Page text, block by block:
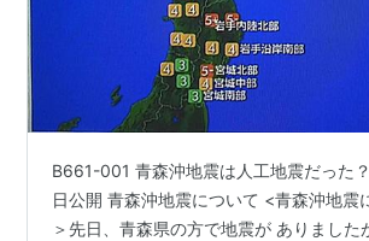
B661-001 青森沖地震は人工地震だった
日公開 青森沖地震について <青森沖地震
＞先日、青森県の方で地震が ありました